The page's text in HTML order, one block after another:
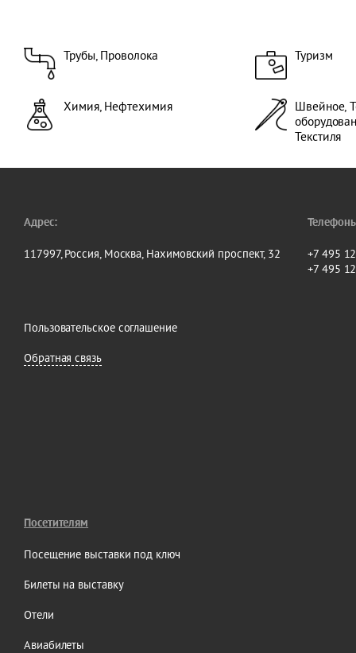
Трубы,
(Автомобили,
транспорт,
индустрия,
Выставки
Трубы, Проволока Туризм
Химия, Нефтехимия
Швейное,
Текстиля
Адрес:
117997, Россия, Москва, Нахимовский проспект, 32
+7 495
+7 495
Пользовательское соглашение
Обратная связь
Посетителям
Посещение выставки под ключ
Билеты на выставку
Отели
Авиабилеты